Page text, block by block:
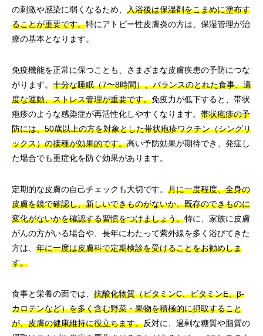
の刺激や感染に弱くなるため、 入浴後は保湿剤をこまめに塗布す
ることが重要です。特にアトピー性皮膚炎の方は、保湿管理が治
療の基本となります。
免疫機能を正常に保つことも、さまざまな皮膚疾患の予防につな
がります。 十分な睡眠（7〜8時間）、バランスのとれた食事、適
度な運動、ストレス管理が重要です。免疫力が低下すると、帯状
疱疹のような感染症が再活性化しやすくなります。 帯状疱疹の予
防には、50歳以上の方を対象とした帯状疱疹ワクチン（シングリ
ックス）の接種が効果的です。高い予防効果が期待でき、発症し
た場合でも重症化を防ぐ効果があります。
定期的な皮膚の自己チェックも大切です。 月に一度程度、全身の
皮膚を鏡で確認し、新しいできものがないか、既存のできものに
変化がないかを確認する習慣をつけましょう。特に、家族に皮膚
がんの方がいる場合や、長年にわたって紫外線を多く浴びてきた
方は、 年に一度は皮膚科で定期検診を受けることをお勧めしま
す。
食事と栄養の面では、 抗酸化物質（ビタミンC、ビタミンE、β-
カロテンなど）を多く含む野菜・果物を積極的に摂取すること
が、皮膚の健康維持に役立ちます。反対に、過剰な糖質や脂質の